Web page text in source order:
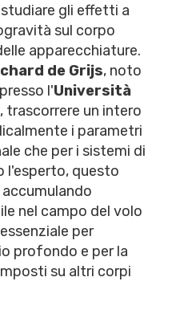
gli effetti a
sul corpo
apparecchiature.
de Grijs, noto
l'Università
, trascorrere un intero
i parametri
che per i sistemi di
l'esperto, questo
nel campo del volo
per
profondo e per la
su altri corpi